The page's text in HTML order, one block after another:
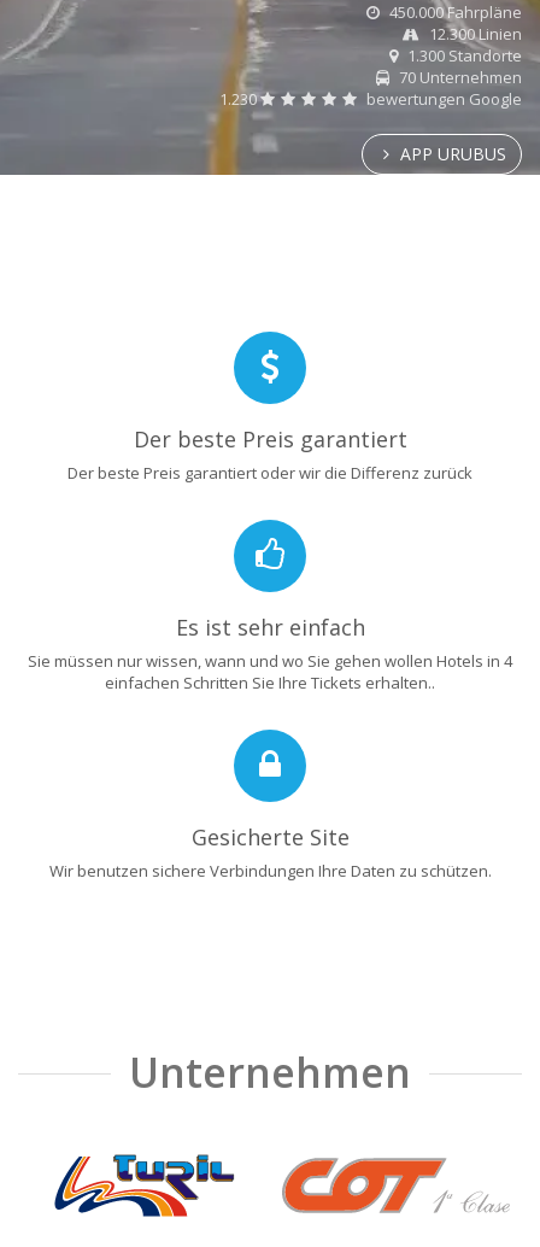
450.000 Fahrpläne
12.300 Linien
1.300 Standorte
70 Unternehmen
1.230
bewertungen Google
APP URUBUS
Der beste Preis garantiert
Der beste Preis garantiert oder wir die Differenz zurück
Es ist sehr einfach
Sie müssen nur wissen, wann und wo Sie gehen wollen Hotels in 4
einfachen Schritten Sie Ihre Tickets erhalten..
Gesicherte Site
Wir benutzen sichere Verbindungen Ihre Daten zu schützen.
Unternehmen
❮ ❯